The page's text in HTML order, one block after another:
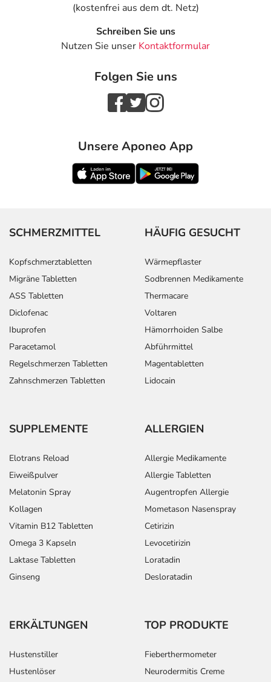
(kostenfrei aus dem dt. Netz)
Schreiben Sie uns
Nutzen Sie unser Kontaktformular
Folgen Sie uns
Unsere Aponeo App
SCHMERZMITTEL
Kopfschmerztabletten
Migräne Tabletten
ASS Tabletten
Diclofenac
Ibuprofen
Paracetamol
Regelschmerzen Tabletten
Zahnschmerzen Tabletten
HÄUFIG GESUCHT
Wärmepflaster
Sodbrennen Medikamente
Thermacare
Voltaren
Hämorrhoiden Salbe
Abführmittel
Magentabletten
Lidocain
SUPPLEMENTE
Elotrans Reload
Eiweißpulver
Melatonin Spray
Kollagen
Vitamin B12 Tabletten
Omega 3 Kapseln
Laktase Tabletten
Ginseng
ALLERGIEN
Allergie Medikamente
Allergie Tabletten
Augentropfen Allergie
Mometason Nasenspray
Cetirizin
Levocetirizin
Loratadin
Desloratadin
ERKÄLTUNGEN
Hustenstiller
Hustenlöser
TOP PRODUKTE
Fieberthermometer
Neurodermitis Creme